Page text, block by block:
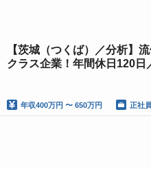
【茨城（つくば）／分析】
クラス企業！年間休日120
年収400万円 〜 650万円 正社員